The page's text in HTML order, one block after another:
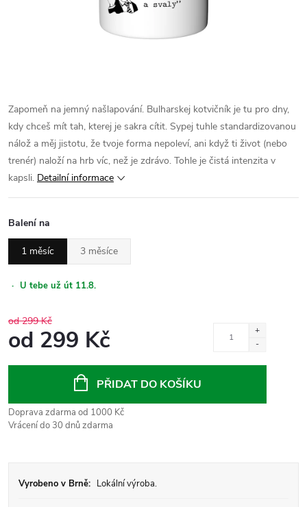
Zapomeň na jemný našlapování. Bulharskej kotvičník je tu pro dny,
kdy chceš mít tah, kterej je sakra cítit. Sypej tuhle standardizovanou
nálož a měj jistotu, že tvoje forma nepoleví, ani když ti život (nebo
trenér) naloží na hrb víc, než je zdrávo. Tohle je čistá intenzita v
kapsli. Detailní informace
Balení na
1 měsíc 3 měsíce
· U tebe už út 11.8.
od 299 Kč
od 299 Kč
PŘIDAT DO KOŠÍKU
Doprava zdarma od 1000 Kč
Vrácení do 30 dnů zdarma
Vyrobeno v Brně: Lokální výroba.